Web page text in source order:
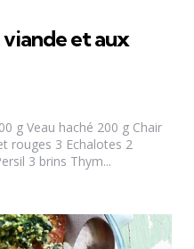
viande et aux
g Veau haché 200 g Chair
rouges 3 Echalotes 2
3 brins Thym...